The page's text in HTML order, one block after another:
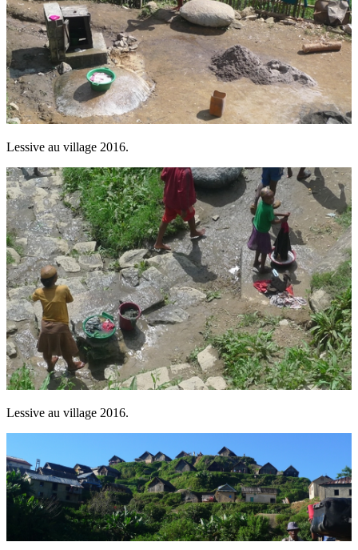
Lessive au village 2016.
Lessive au village 2016.